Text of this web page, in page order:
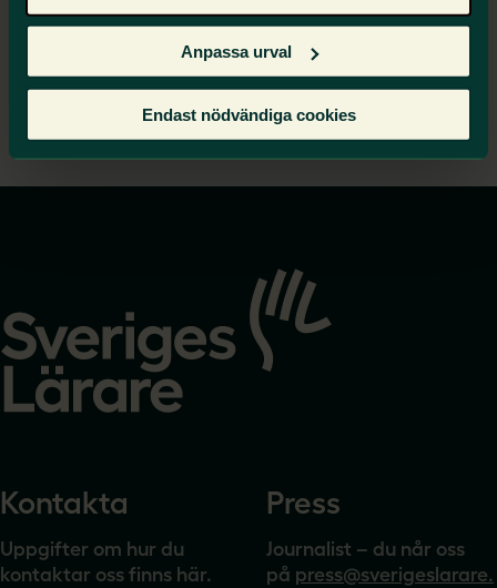
Anpassa urval
Endast nödvändiga cookies
>>> Kvarsittning på Apple Podcasts
>>> Kvarsittning på YouTube
startsidan
Kontakta
Uppgifter om hur du
kontaktar oss finns här.
Press
Journalist – du når oss
på press@sverigeslarare.